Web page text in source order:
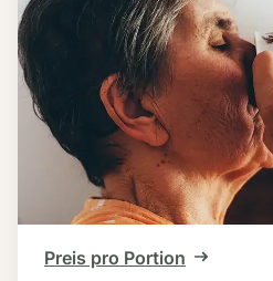
Preis pro Portion